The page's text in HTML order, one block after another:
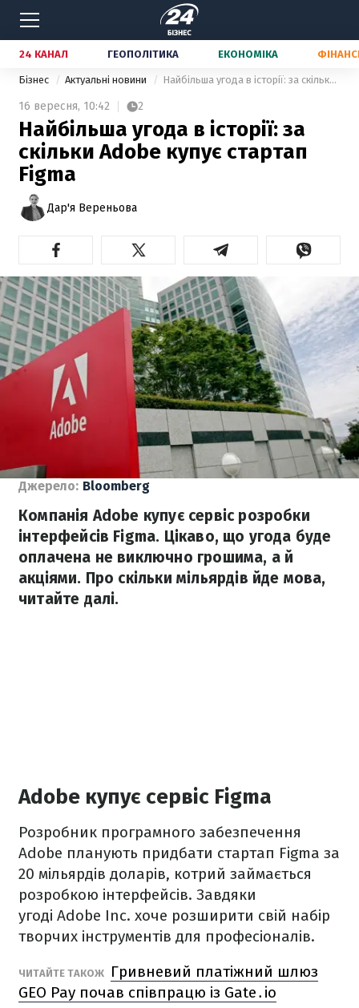
24 КАНАЛ ГЕОПОЛІТИКА ЕКОНОМІКА
Бізнес Актуальні новини Найбільша угода в історії: за скільки Adobe купує стартап Figma
16 вересня, 10:42 2
Найбільша угода в історії: за
скільки Adobe купує стартап
Figma
Дар'я Вереньова
Джерело: Bloomberg
Компанія Adobe купує сервіс розробки
інтерфейсів Figma. Цікаво, що угода буде
оплачена не виключно грошима, а й
акціями. Про скільки мільярдів йде мова,
читайте далі.
Adobe купує сервіс Figma
Розробник програмного забезпечення
Adobe планують придбати стартап Figma за
20 мільярдів доларів, котрий займається
розробкою інтерфейсів. Завдяки
угоді Adobe Inc. хоче розширити свій набір
творчих інструментів для професіоналів.
ЧИТАЙТЕ ТАКОЖ
Гривневий платіжний шлюз
GEO Pay почав співпрацю із Gate․io